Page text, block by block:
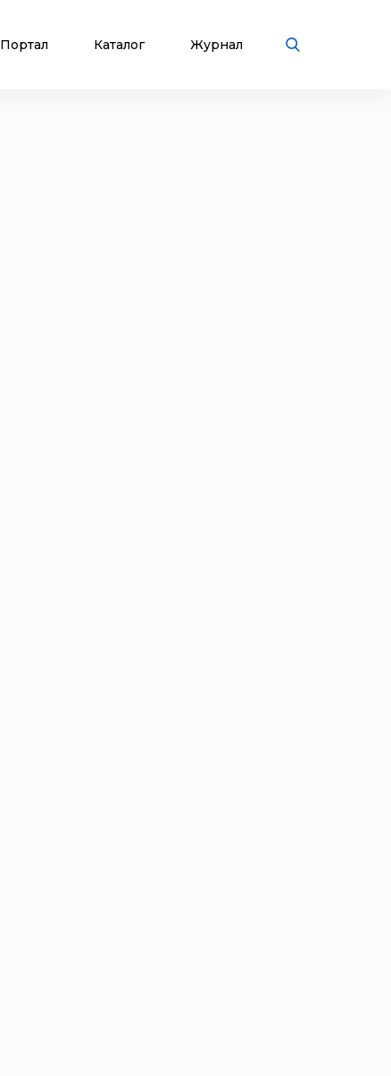
Портал Каталог Журнал